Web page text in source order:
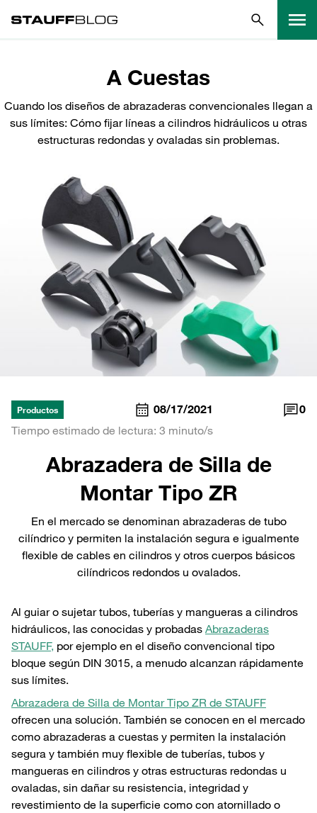
A Cuestas
Cuando los diseños de abrazaderas convencionales llegan a
sus límites: Cómo fijar líneas a cilindros hidráulicos u otras
estructuras redondas y ovaladas sin problemas.
Productos 08/17/2021
0
Tiempo estimado de lectura: 3 minuto/s
Abrazadera de Silla de
Montar Tipo ZR
En el mercado se denominan abrazaderas de tubo
cilíndrico y permiten la instalación segura e igualmente
flexible de cables en cilindros y otros cuerpos básicos
cilíndricos redondos u ovalados.
Al guiar o sujetar tubos, tuberías y mangueras a cilindros
hidráulicos, las conocidas y probadas Abrazaderas
STAUFF, por ejemplo en el diseño convencional tipo
bloque según DIN 3015, a menudo alcanzan rápidamente
sus límites.
Abrazadera de Silla de Montar Tipo ZR de STAUFF
ofrecen una solución. También se conocen en el mercado
como abrazaderas a cuestas y permiten la instalación
segura y también muy flexible de tuberías, tubos y
mangueras en cilindros y otras estructuras redondas u
ovaladas, sin dañar su resistencia, integridad y
revestimiento de la superficie como con atornillado o